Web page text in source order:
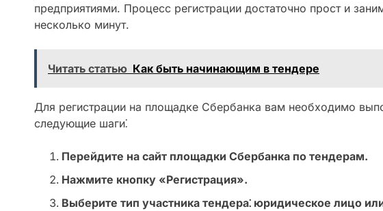
предприятиями. Процесс регистрации достаточно прост и
несколько минут.
Читать статью Как быть начинающим в тендере
Для регистрации на площадке Сбербанка вам необходимо
следующие шаги⁚
Перейдите на сайт площадки Сбербанка по тендерам.
Нажмите кнопку «Регистрация».
Выберите тип участника тендера⁚ юридическое лицо